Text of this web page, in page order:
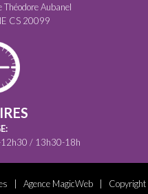
Aubanel
CS 20099
12h30 / 13h30-18h
Agence MagicWeb| Copyright